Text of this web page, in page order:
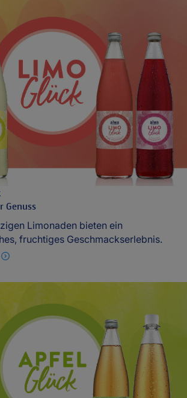
Genuss
Limonaden bieten ein
fruchtiges Geschmackserlebnis.